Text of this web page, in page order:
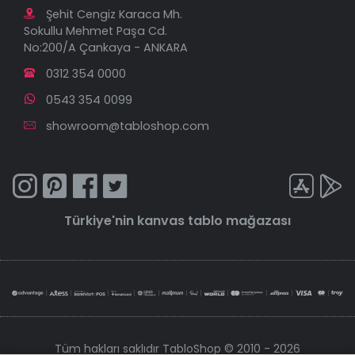
Şehit Cengiz Karaca Mh.
Sokullu Mehmet Paşa Cd.
No:200/A Çankaya - ANKARA
0312 354 0000
0543 354 0099
showroom@tabloshop.com
Türkiye'nin kanvas tablo mağazası
Tüm hakları saklıdır TabloShop © 2010 - 2026